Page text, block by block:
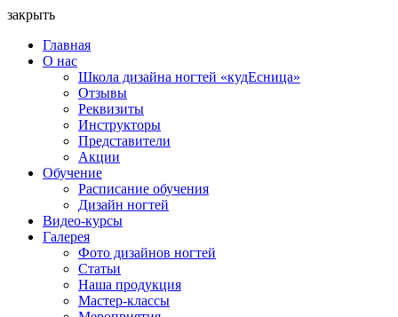
закрыть
Главная
О нас
Школа дизайна ногтей «кудЕсница»
Отзывы
Реквизиты
Инструкторы
Представители
Акции
Обучение
Расписание обучения
Дизайн ногтей
Видео-курсы
Галерея
Фото дизайнов ногтей
Статьи
Наша продукция
Мастер-классы